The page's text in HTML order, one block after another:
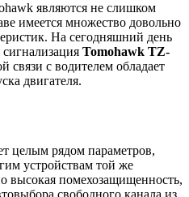
являются не слишком
имеется множество довольно
На сегодняшний день
Tomohawk TZ-
связи с водителем обладает
двигателя.
целым рядом параметров,
устройствам той же
высокая помехозащищенность,
свободного канала из